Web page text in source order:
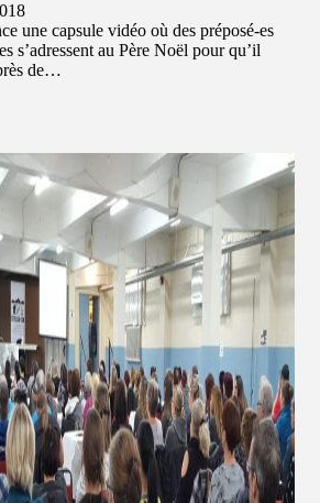
une capsule vidéo où des préposé-es
s’adressent au Père Noël pour qu’il
de…